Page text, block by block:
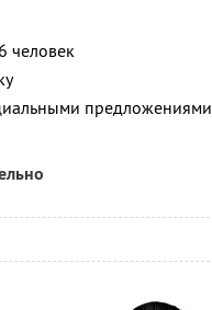
человек
предложениями